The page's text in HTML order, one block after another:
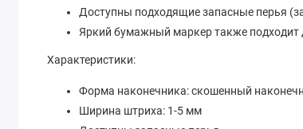
Доступны подходящие запасные перья
Яркий бумажный маркер также подходит
Характеристики:
Форма наконечника: скошенный
Ширина штриха: 1-5 мм